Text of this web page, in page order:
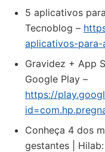
5 aplicativos
Tecnoblog –
aplicativos-
Gravidez + App
Google Play –
https://
Conheça 4 dos
gestantes |